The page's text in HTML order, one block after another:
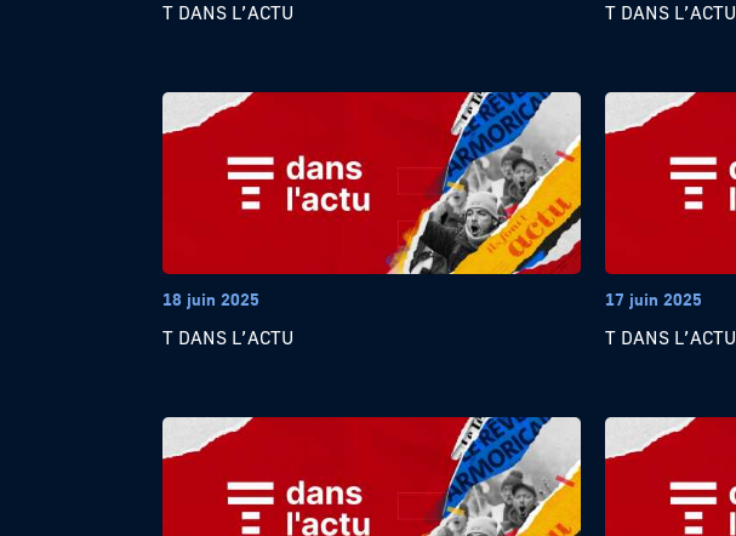
T DANS L’ACTU T DANS L’ACTU
18 juin 2025
T DANS L’ACTU
17 juin 2025
T DANS L’ACTU